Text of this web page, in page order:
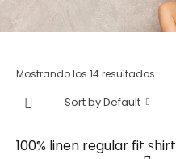
Mostrando los 14 resultados
Sort by Default
100% linen regular fit shirt